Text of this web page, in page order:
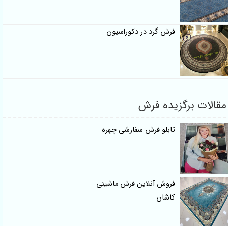
فرش گرد در دکوراسیون
مقالات برگزیده فرش
تابلو فرش سفارشی چهره
فروش آنلاین فرش ماشینی
کاشان